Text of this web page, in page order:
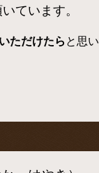
ています。
ただけたら と思